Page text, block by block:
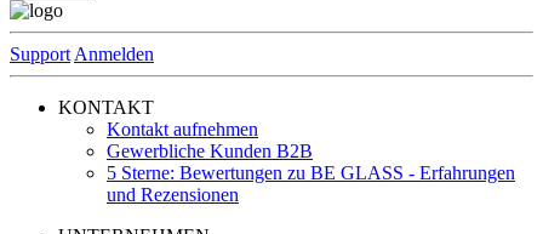
SupportAnmelden
KONTAKT
Kontakt aufnehmen
Gewerbliche Kunden B2B
5 Sterne: Bewertungen zu BE GLASS - Erfahrungen
und Rezensionen